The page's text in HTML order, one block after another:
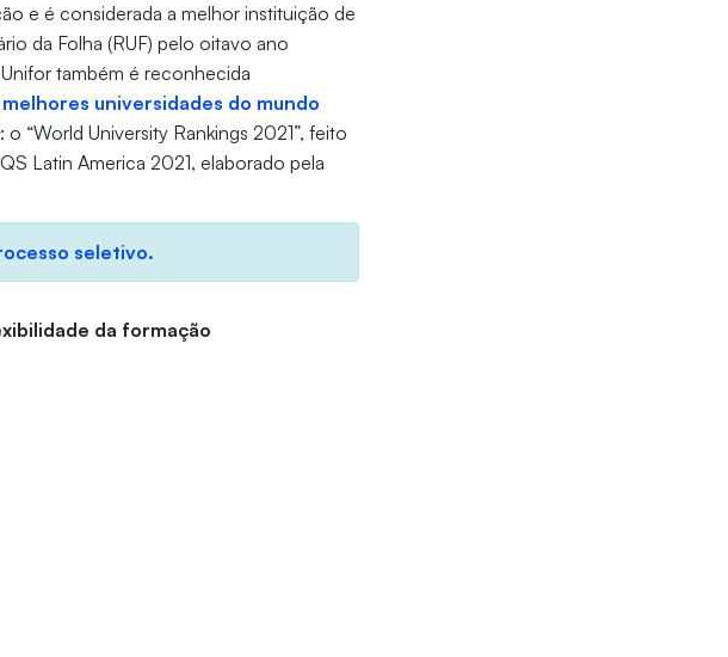
e é considerada a melhor instituição de
da Folha (RUF) pelo oitavo ano
também é reconhecida
universidades do mundo
“World University Rankings 2021”, feito
Latin America 2021, elaborado pela
seletivo.
da formação